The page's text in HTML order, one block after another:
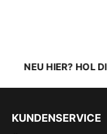
NEU HIER? HOL
KUNDENSERVICE